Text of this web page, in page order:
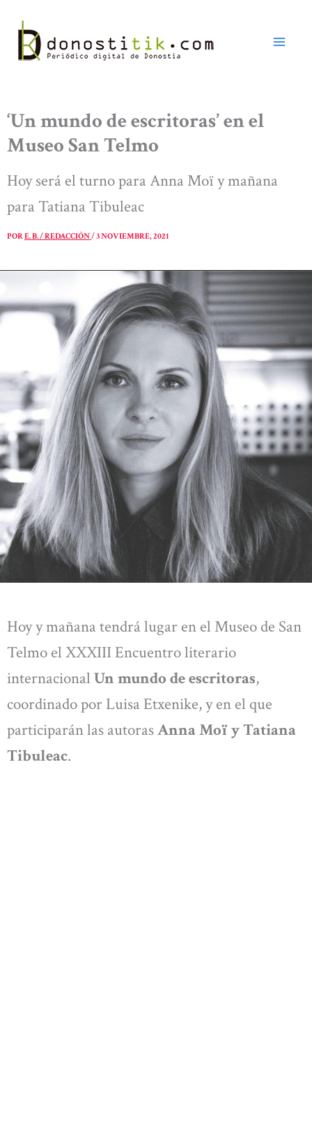
contenido
‘Un mundo de escritoras’ en el
Museo San Telmo
Hoy será el turno para Anna Moï y mañana
para Tatiana Tibuleac
PORE. B. / REDACCIÓN/3 NOVIEMBRE, 2021
Hoy y mañana tendrá lugar en el Museo de San
Telmo el XXXIII Encuentro literario
internacional Un mundo de escritoras,
coordinado por Luisa Etxenike, y en el que
participarán las autorasAnna Moï y Tatiana
Tibuleac.